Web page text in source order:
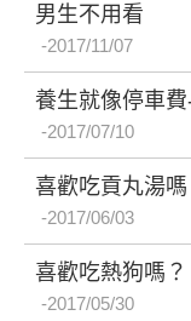
男生不用看
2017/11/07
養生就像停車
2017/07/10
喜歡吃貢丸湯嗎
2017/06/03
喜歡吃熱狗嗎？
2017/05/30